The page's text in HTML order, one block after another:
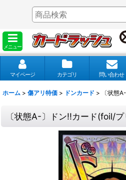
メニュー
マイページ カテゴリ 問い合わせ
ホーム > 傷アリ特価 > ドンカード > 〔状態
〔状態A-〕ドン!!カード(foil/